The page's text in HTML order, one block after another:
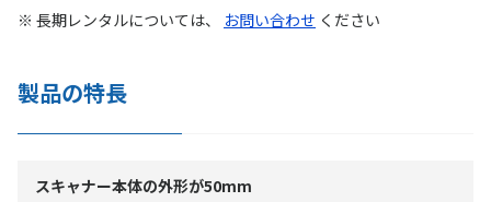
※ 長期レンタルについては、 お問い合わせ ください
製品の特長
スキャナー本体の外形が50mm